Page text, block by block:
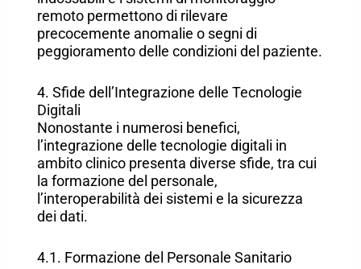
remoto permettono di rilevare
precocemente anomalie o segni di
peggioramento delle condizioni del paziente.
4. Sfide dell’Integrazione delle Tecnologie
Digitali
Nonostante i numerosi benefici,
l’integrazione delle tecnologie digitali in
ambito clinico presenta diverse sfide, tra cui
la formazione del personale,
l’interoperabilità dei sistemi e la sicurezza
dei dati.
4.1. Formazione del Personale Sanitario